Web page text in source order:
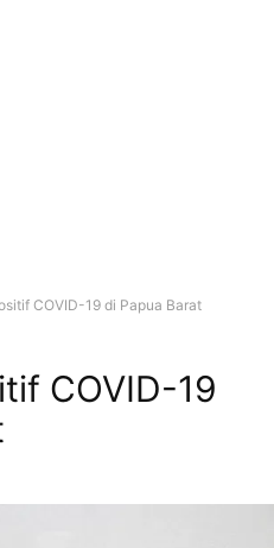
COVID-19 di Papua Barat
COVID-19